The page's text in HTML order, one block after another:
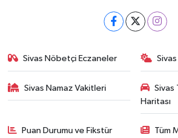
Sivas Nöbetçi Eczaneler
Sivas Namaz Vakitleri
Sivas
Haritası
Puan Durumu ve Fikstür Tüm